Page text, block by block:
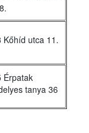
Kőhíd utca 11.
Érpatak
tanya 36